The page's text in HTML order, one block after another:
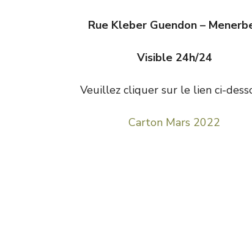
Rue Kleber Guendon –
Visible 24h/24
Veuillez cliquer sur le lien ci-
Carton Mars 2022